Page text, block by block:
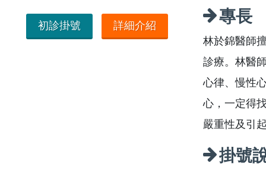
初診掛號 詳細介紹 專長
林於錦醫師
診療。林醫
心律、慢性
心，一定得
嚴重性及引
掛號